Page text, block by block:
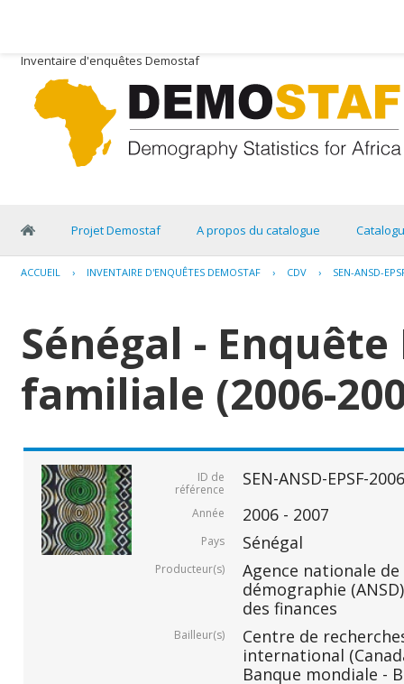
Inventaire d'enquêtes Demostaf
Projet Demostaf A propos du catalogue
ACCUEIL › INVENTAIRE D'ENQUÊTES DEMOSTAF › CDV › SEN-ANSD-
Sénégal -
familiale (2006-
ID de
référence
SEN-ANSD-EPSF-
Année 2006 - 2007
Pays Sénégal
Producteur(s)
Agence nationale
démographie
des finances
Bailleur(s)
Centre de
international
Banque mondiale -